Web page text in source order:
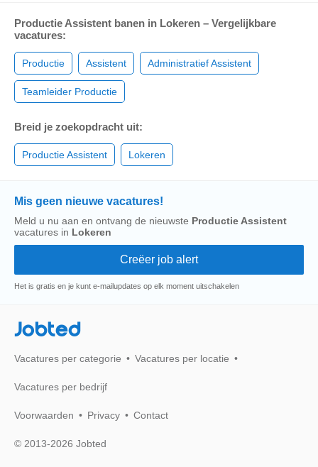
Productie Assistent banen in Lokeren – Vergelijkbare
vacatures:
Productie Assistent Administratief Assistent
Teamleider Productie
Breid je zoekopdracht uit:
Productie Assistent Lokeren
Mis geen nieuwe vacatures!
Meld u nu aan en ontvang de nieuwste Productie Assistent
vacatures in Lokeren
Het is gratis en je kunt e-mailupdates op elk moment uitschakelen
Jobted
Vacatures per categorie Vacatures per locatie
Vacatures per bedrijf
Voorwaarden Privacy Contact
© 2013-2026 Jobted